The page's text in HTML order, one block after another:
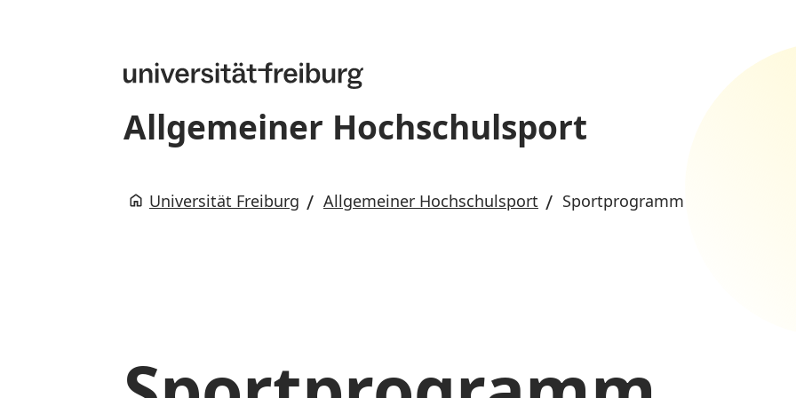
Allgemeiner Hochschulsport
Universität Freiburg Allgemeiner Hochschulsport Sportprogramm